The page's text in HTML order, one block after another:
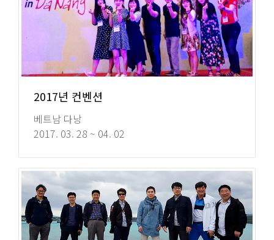
2017년 컨벤션
베트남 다낭
2017. 03. 28 ~ 04. 02